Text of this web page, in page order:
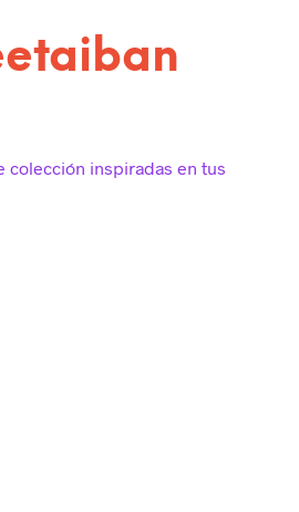
colección inspiradas en tus